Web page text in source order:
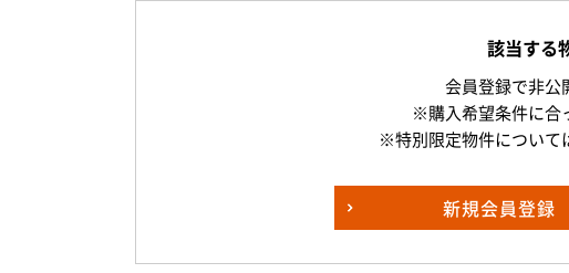
該当する
会員登録で非公
※購入希望条件に合
※特別限定物件について
新規会員登録